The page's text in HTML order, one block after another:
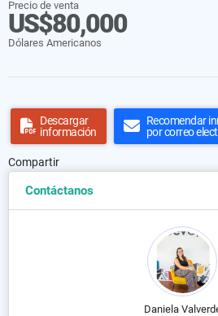
Precio de venta
US$80,000
Dólares Americanos
Descargar
información
Recomendar
por correo
Compartir
Contáctanos
Daniela